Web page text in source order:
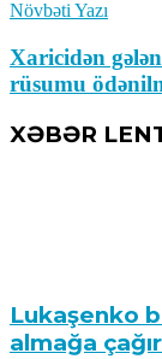
Növbəti Yazı
Xaricidən
rüsumu
XƏBƏR
Lukaşenko
almağa